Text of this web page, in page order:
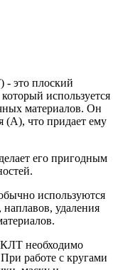
- это плоский
используется
материалов. Он
(А), что придает ему
его пригодным
используются
наплавов, удаления
необходимо
работе с кругами